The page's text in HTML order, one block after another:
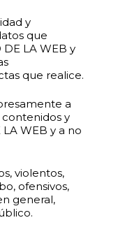
y
que
LA WEB y
que realice.
a
y
LA WEB y a no
violentos,
ofensivos,
general,